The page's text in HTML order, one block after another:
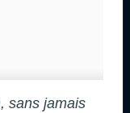
sans jamais